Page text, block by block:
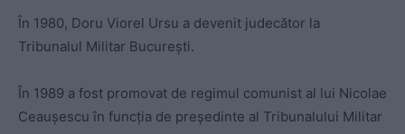
În 1980, Doru Viorel Ursu a devenit judecător la
Tribunalul Militar Bucureşti.
În 1989 a fost promovat de regimul comunist al lui Nicolae
Ceaușescu în funcția de preşedinte al Tribunalului Militar